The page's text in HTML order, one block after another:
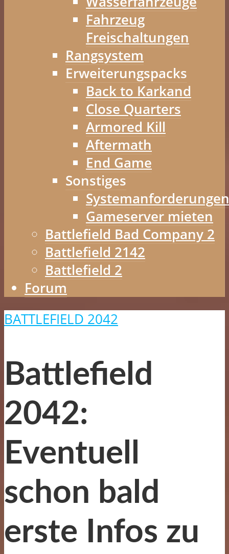
Fahrzeug
Freischaltungen
Rangsystem
Erweiterungspacks
Back to Karkand
Close Quarters
Armored Kill
Aftermath
End Game
Sonstiges
Systemanforderungen
Gameserver mieten
Battlefield Bad Company 2
Battlefield 2142
Battlefield 2
Forum
BATTLEFIELD 2042
Battlefield
2042:
Eventuell
schon bald
erste Infos zu